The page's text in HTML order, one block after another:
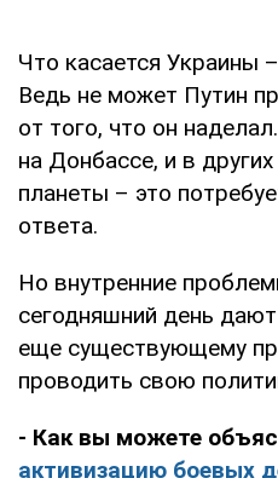
Что касается Украины
Ведь не может Путин
от того, что он
на Донбассе, и в
планеты – это
ответа.
Но внутренние
сегодняшний день
еще существующему
проводить свою
- Как вы можете
активизацию боевых